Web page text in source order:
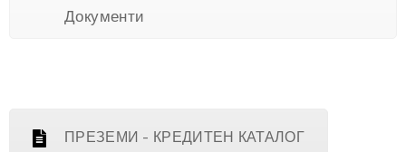
Документи
ПРЕЗЕМИ - КРЕДИТЕН КАТАЛОГ